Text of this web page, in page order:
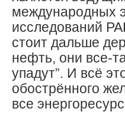
международных
исследований
стоит дальше
нефть, они все-
упадут”. И всё
обострённого
все